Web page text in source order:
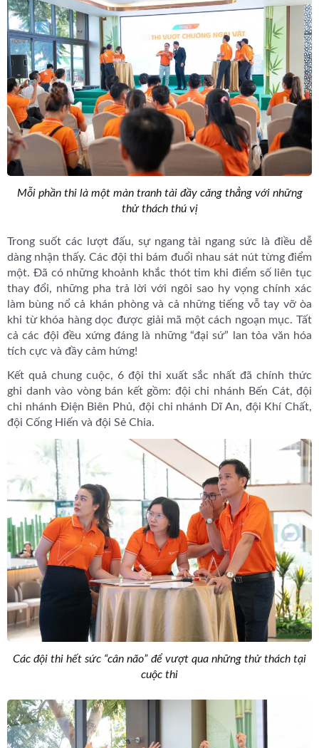
Mỗi phần thi là một màn tranh tài đầy căng thẳng với những
thử thách thú vị
Trong suốt các lượt đấu, sự ngang tài ngang sức là điều dễ
dàng nhận thấy. Các đội thi bám đuổi nhau sát nút từng điểm
một. Đã có những khoảnh khắc thót tim khi điểm số liên tục
thay đổi, những pha trả lời với ngôi sao hy vọng chính xác
làm bùng nổ cả khán phòng và cả những tiếng vỗ tay vỡ òa
khi từ khóa hàng dọc được giải mã một cách ngoạn mục. Tất
cả các đội đều xứng đáng là những “đại sứ” lan tỏa văn hóa
tích cực và đầy cảm hứng!
Kết quả chung cuộc, 6 đội thi xuất sắc nhất đã chính thức
ghi danh vào vòng bán kết gồm: đội chi nhánh Bến Cát, đội
chi nhánh Điện Biên Phủ, đội chi nhánh Dĩ An, đội Khí Chất,
đội Cống Hiến và đội Sẻ Chia.
Các đội thi hết sức “cân não” để vượt qua những thử thách tại
cuộc thi